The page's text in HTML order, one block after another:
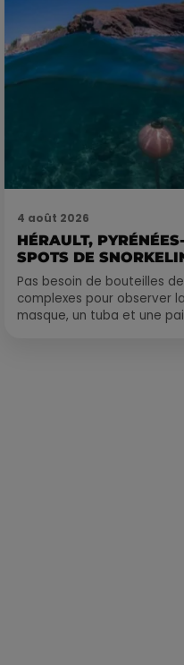
4 août 2026
HÉRAULT,
SPOTS DE
Pas besoin de bouteilles
complexes pour observer
masque, un tuba et une